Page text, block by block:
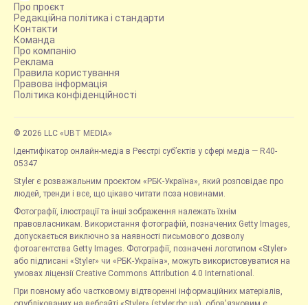
Про проєкт
Редакційна політика і стандарти
Контакти
Команда
Про компанію
Реклама
Правила користування
Правова інформація
Політика конфіденційності
© 2026 LLC «UBT MEDIA»
Ідентифікатор онлайн-медіа в Реєстрі суб’єктів у сфері медіа — R40-
05347
Styler є розважальним проєктом «РБК-Україна», який розповідає про
людей, тренди і все, що цікаво читати поза новинами.
Фотографії, ілюстрації та інші зображення належать їхнім
правовласникам. Використання фотографій, позначених Getty Images,
допускається виключно за наявності письмового дозволу
фотоагентства Getty Images. Фотографії, позначені логотипом «Styler»
або підписані «Styler» чи «РБК-Україна», можуть використовуватися на
умовах ліцензії Creative Commons Attribution 4.0 International.
При повному або частковому відтворенні інформаційних матеріалів,